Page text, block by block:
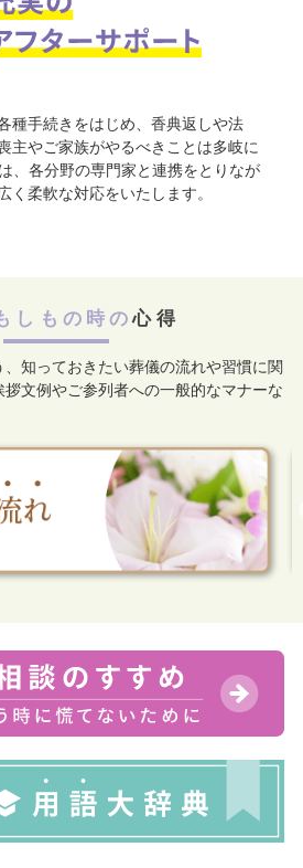
種手続きをはじめ、香典返しや法
主やご家族がやるべきことは多岐に
、各分野の専門家と連携をとりなが
く柔軟な対応をいたします。
しもの時の心得
知っておきたい葬儀の流れや習慣に関
拶文例やご参列者への一般的なマナーな